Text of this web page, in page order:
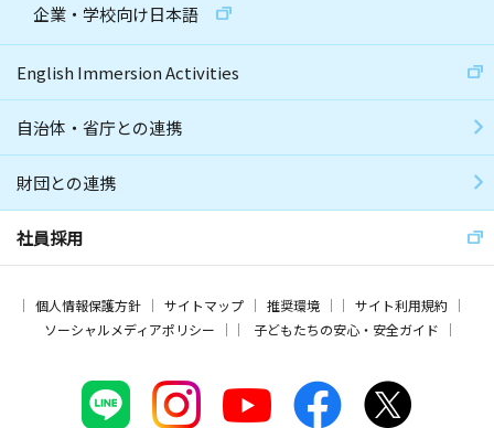
企業・学校向け日本語
English Immersion Activities
自治体・省庁との連携
財団との連携
社員採用
個人情報保護方針 サイトマップ 推奨環境
サイト利用規約
ソーシャルメディアポリシー
子どもたちの安心・安全ガイド